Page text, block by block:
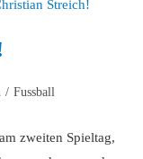
/ Fussball
zweiten Spieltag,